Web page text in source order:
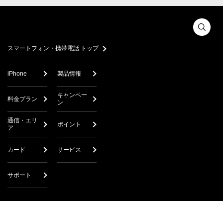
スマートフォン・携帯電話 トップ
iPhone 製品情報
料金プラン
キャンペー
ン
通信・エリ
ア
ポイント
カード サービス
サポート